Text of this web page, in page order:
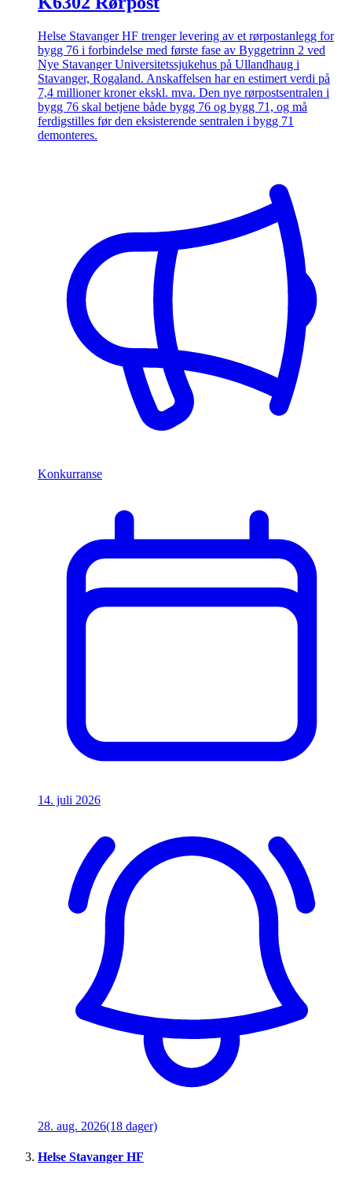
Helse Stavanger HF trenger levering av et rørpostanlegg for
bygg 76 i forbindelse med første fase av Byggetrinn 2 ved
Nye Stavanger Universitetssjukehus på Ullandhaug i
Stavanger, Rogaland. Anskaffelsen har en estimert verdi på
7,4 millioner kroner ekskl. mva. Den nye rørpostsentralen i
bygg 76 skal betjene både bygg 76 og bygg 71, og må
ferdigstilles før den eksisterende sentralen i bygg 71
demonteres.
Konkurranse
14. juli 2026
28. aug. 2026(18 dager)
Helse Stavanger HF